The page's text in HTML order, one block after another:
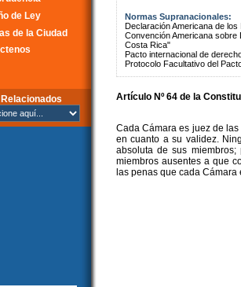
de Ley
de la Ciudad
Normas Supranacionales:
Declaración Americana de
Convención Americana
Costa Rica"
Pacto internacional de
Protocolo Facultativo del
Artículo Nº 64 de la
Cada Cámara es juez de
en cuanto a su validez.
absoluta de sus
miembros ausentes a que
las penas que cada Cámara